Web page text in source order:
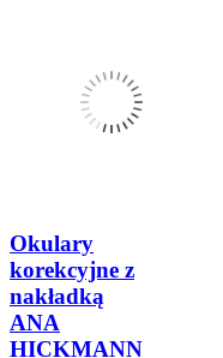
Okulary
korekcyjne z
nakładką
ANA
HICKMANN